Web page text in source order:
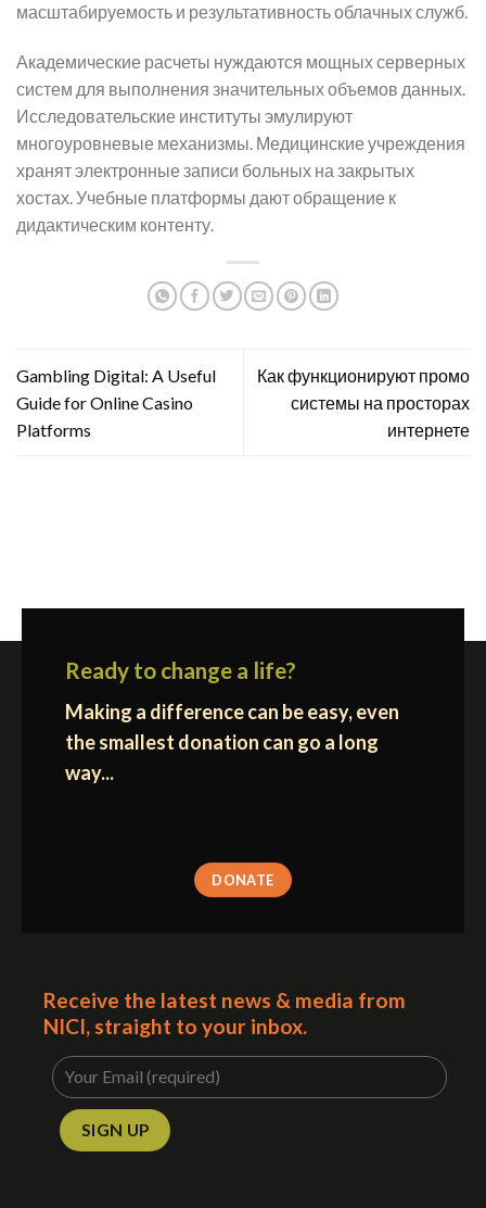
масштабируемость и результативность облачных служб.
Академические расчеты нуждаются мощных серверных
систем для выполнения значительных объемов данных.
Исследовательские институты эмулируют
многоуровневые механизмы. Медицинские учреждения
хранят электронные записи больных на закрытых
хостах. Учебные платформы дают обращение к
дидактическим контенту.
Gambling Digital: A Useful
Guide for Online Casino
Platforms
Как функционируют промо
системы на просторах
интернете
Ready to change a life?
Making a difference can be easy, even
the smallest donation can go a long
way...
DONATE
Receive the latest news & media from
NICI, straight to your inbox.